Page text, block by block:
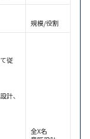
規模/役割
従
計、
全X名